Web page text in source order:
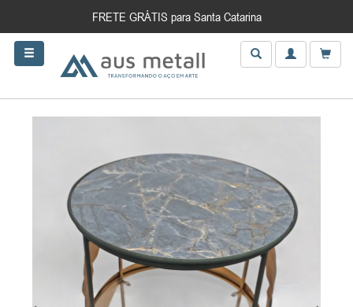
FRETE GRÁTIS para Santa Catarina